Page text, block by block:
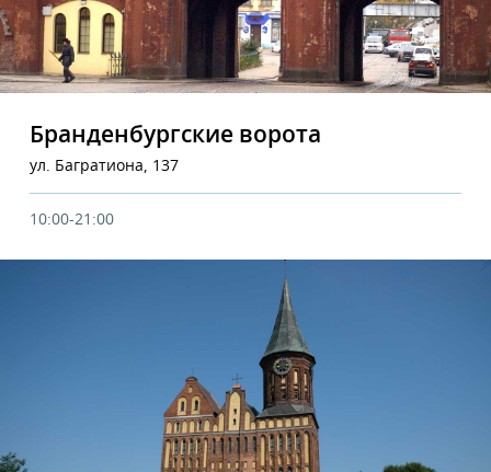
Бранденбургские ворота
ул. Багратиона, 137
10:00-21:00